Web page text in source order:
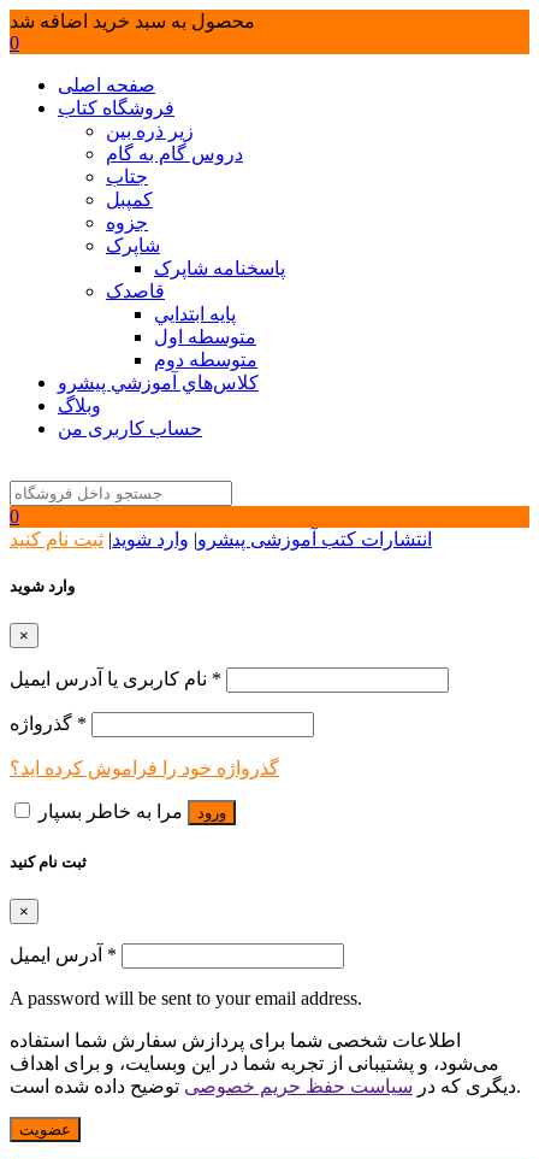
محصول به سبد خرید اضافه شد
0
صفحه اصلی
فروشگاه کتاب
زیر ذره بین
دروس گام به گام
جتاب
کمپبل
جزوه
شاپرک
پاسخنامه شاپرک
قاصدک
پايه ابتدايي
متوسطه اول
متوسطه دوم
كلاس‌هاي آموزشي پيشرو
وبلاگ
حساب کاربری من
0
انتشارات کتب آموزشی پیشرو| وارد شوید| ثبت نام کنید
وارد شوید
×
*
*
گذرواژه خود را فراموش کرده اید؟
مرا به خاطر بسپار ورود
ثبت نام کنید
×
*
A password will be sent to your email address.
اطلاعات شخصی شما برای پردازش سفارش شما استفاده
می‌شود، و پشتیبانی از تجربه شما در این وبسایت، و برای اهداف
دیگری که در سیاست حفظ حریم خصوصی توضیح داده شده است.
عضویت